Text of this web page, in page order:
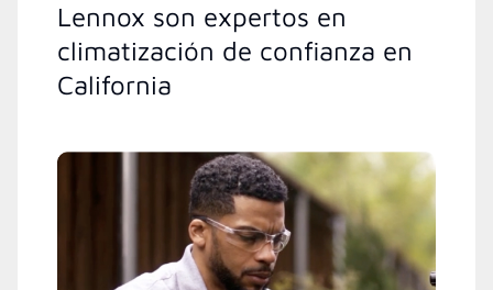
Lennox son expertos en
climatización de confianza en
California